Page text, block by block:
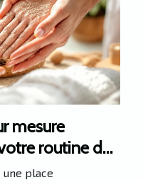
mesure
routine de
place